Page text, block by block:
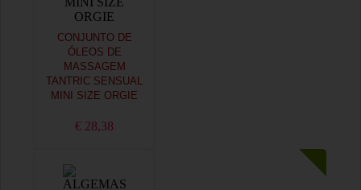
CONJUNTO DE
ÓLEOS DE
MASSAGEM
TANTRIC SENSUAL
MINI SIZE ORGIE
€ 28,38